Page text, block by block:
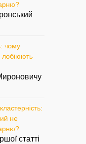
чому
лобіюють
не
статті